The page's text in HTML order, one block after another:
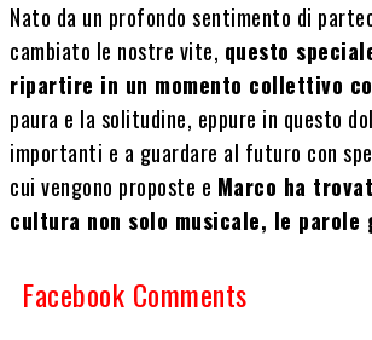
Nato da un profondo sentimento di
cambiato le nostre vite, questo
ripartire in un momento collettivo
paura e la solitudine, eppure in questo
importanti e a guardare al futuro con
cui vengono proposte e Marco ha
cultura non solo musicale, le
Facebook Comments